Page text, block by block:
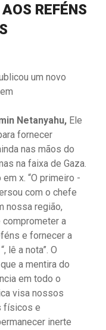
REFÉNS
um novo
Netanyahu, Ele
fornecer
nas mãos do
na faixa de Gaza.
x. “O primeiro -
com o chefe
nossa região,
a
e fornecer a
lê a nota”. O
a mentira do
em todo o
visa nossos
físicos e
inerte